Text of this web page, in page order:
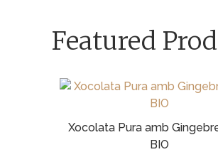
Featured
Xocolata Pura amb
BIO